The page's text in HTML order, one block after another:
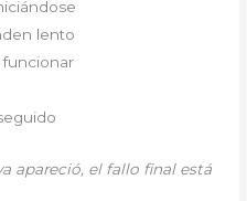
lento
funcionar
apareció, el fallo final está